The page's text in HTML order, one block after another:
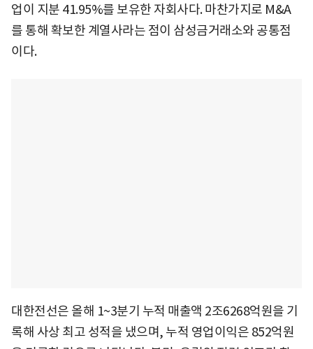
업이 지분 41.95%를 보유한 자회사다. 마찬가지로 M&A
를 통해 확보한 계열사라는 점이 삼성금거래소와 공통점
이다.
대한전선은 올해 1~3분기 누적 매출액 2조6268억원을 기
록해 사상 최고 성적을 냈으며, 누적 영업이익은 852억원